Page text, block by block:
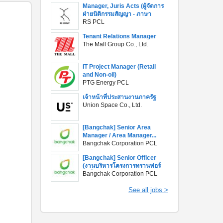
Manager, Juris Acts (ผู้จัดการ
ฝ่ายนิติกรรมสัญญา - ภาษา
อังกฤษ)
RS PCL
Tenant Relations Manager
The Mall Group Co., Ltd.
IT Project Manager (Retail
and Non-oil)
PTG Energy PCL
เจ้าหน้าที่ประสานงานภาครัฐ
Union Space Co., Ltd.
[Bangchak] Senior Area
Manager / Area Manager...
Bangchak Corporation PCL
[Bangchak] Senior Officer
(งานบริหารโครงการทรานฟอร์
เมชั่น)
Bangchak Corporation PCL
See all jobs >